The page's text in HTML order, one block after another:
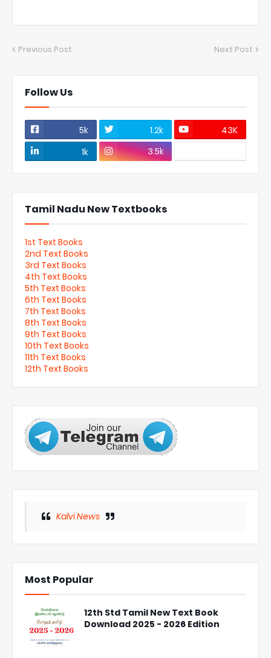
Previous Post Next Post
Follow Us
5k 1.2k
43K
1k
3.5k
Tamil Nadu New Textbooks
1st Text Books
2nd Text Books
3rd Text Books
4th Text Books
5th Text Books
6th Text Books
7th Text Books
8th Text Books
9th Text Books
10th Text Books
11th Text Books
12th Text Books
Kalvi News
Most Popular
12th Std Tamil New Text Book
Download 2025 - 2026 Edition